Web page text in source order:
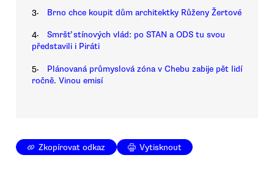
3. Brno chce koupit dům architektky Růženy Žertové
4.
Smršť stínových vlád: po STAN a ODS tu svou
představili i Piráti
5.
Plánovaná průmyslová zóna v Chebu zabije pět lidí
ročně. Vinou emisí
Zkopírovat odkaz Vytisknout